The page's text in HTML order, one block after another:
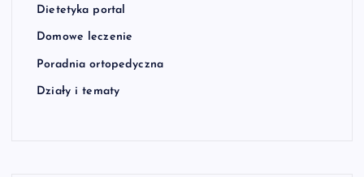
Dietetyka portal
Domowe leczenie
Poradnia ortopedyczna
Działy i tematy